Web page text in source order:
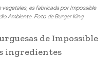
vegetales, es fabricada por Impossible
Ambiente. Foto de Burger King.
de Impossible
ingredientes